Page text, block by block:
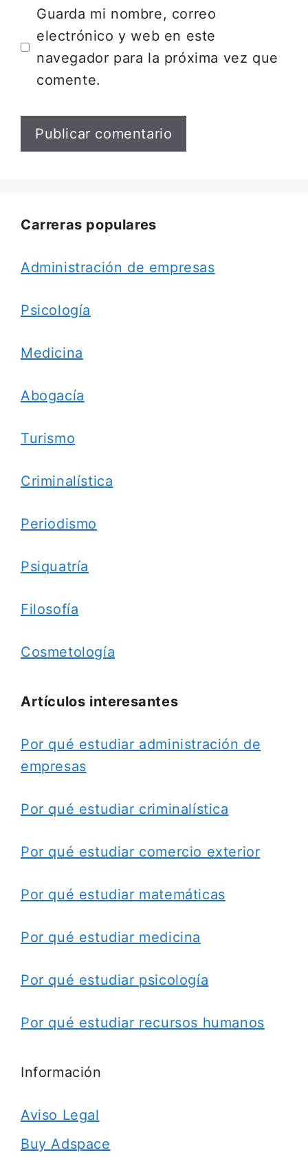
Guarda mi nombre, correo
electrónico y web en este
navegador para la próxima vez que
comente.
Carreras populares
Administración de empresas
Psicología
Medicina
Abogacía
Turismo
Criminalística
Periodismo
Psiquatría
Filosofía
Cosmetología
Artículos interesantes
Por qué estudiar administración de
empresas
Por qué estudiar criminalística
Por qué estudiar comercio exterior
Por qué estudiar matemáticas
Por qué estudiar medicina
Por qué estudiar psicología
Por qué estudiar recursos humanos
Información
Aviso Legal
Buy Adspace